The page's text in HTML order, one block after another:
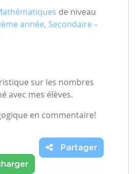
de niveau
année, Secondaire –
sur les nombres
avec mes élèves.
en commentaire!
Partager